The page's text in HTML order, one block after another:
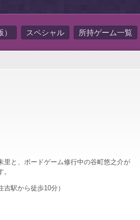
スペシャル 所持ゲーム一覧
里と、ボードゲーム修行中の谷町悠之介が
駅から徒歩10分）